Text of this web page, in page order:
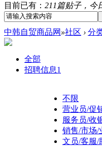
目前已有： 211篇贴子，今
中韩自贸商品网 »社区 › 分
全部
招聘信息1
不限
营业员/促
服务员/收
销售/市场/
文员/客服/